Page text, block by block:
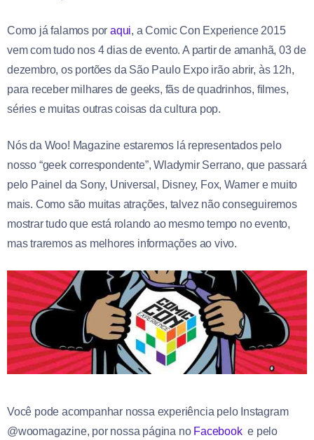
Como já falamos poraqui, a Comic Con Experience 2015
vem com tudo nos 4 dias de evento. A partir de amanhã, 03 de
dezembro, os portões da São Paulo Expo irão abrir, às 12h,
para receber milhares de geeks, fãs de quadrinhos, filmes,
séries e muitas outras coisas da cultura pop.
Nós da Woo! Magazine estaremos lá representados pelo
nosso “geek correspondente”, Wladymir Serrano, que passará
pelo Painel da Sony, Universal, Disney, Fox, Warner e muito
mais. Como são muitas atrações, talvez não conseguiremos
mostrar tudo que está rolando ao mesmo tempo no evento,
mas traremos as melhores informações ao vivo.
Você pode acompanhar nossa experiência pelo Instagram
@woomagazine, por nossa página no Facebook e pelo